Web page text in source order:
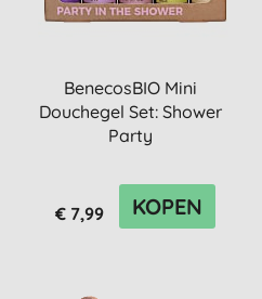
BenecosBIO Mini
Douchegel Set: Shower
Party
€ 7,99 KOPEN